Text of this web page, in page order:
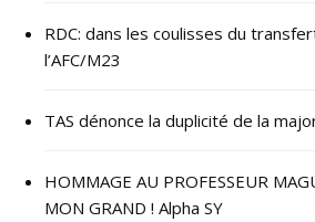
RDC: dans les coulisses du
l’AFC/M23
TAS dénonce la duplicité de la
HOMMAGE AU PROFESSEUR
MON GRAND ! Alpha SY